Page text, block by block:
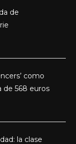
de
como
de 568 euros
la clase